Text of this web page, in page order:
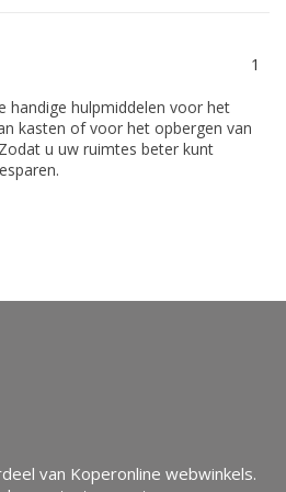
1
handige hulpmiddelen voor het
kasten of voor het opbergen van
u uw ruimtes beter kunt
van Koperonline webwinkels.